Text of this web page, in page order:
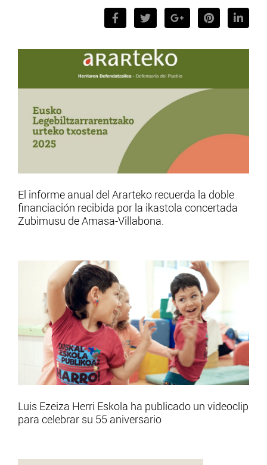
El informe anual del Ararteko recuerda la doble
financiación recibida por la ikastola concertada
Zubimusu de Amasa-Villabona.
Luis Ezeiza Herri Eskola ha publicado un videoclip
para celebrar su 55 aniversario